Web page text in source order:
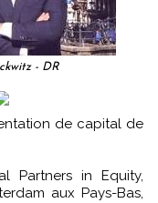
- DR
Partners in Equity,
aux Pays-Bas,